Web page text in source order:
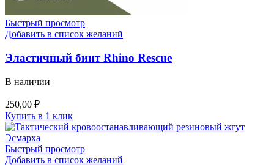
Быстрый просмотр
Добавить в список желаний
Эластичный бинт Rhino Rescue
В наличии
250,00 ₽
Купить в 1 клик
Быстрый просмотр
Добавить в список желаний